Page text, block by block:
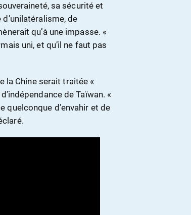
sa sécurité et
de
qu’à une impasse. «
uni, et qu’il ne faut pas
la Chine serait traitée «
de Taïwan. «
quelconque d’envahir et de